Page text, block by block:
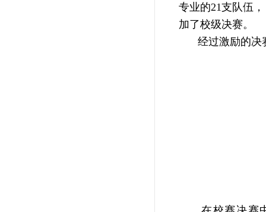
专业的21支队伍
加了校级决赛。
经过激励的决